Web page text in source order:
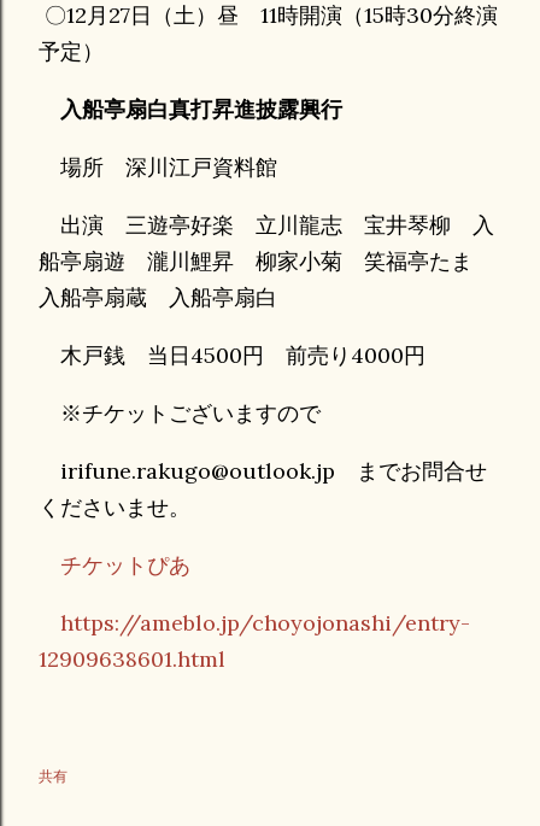
〇12月27日（土）昼 11時開演（15時30分終演
予定）
入船亭扇白真打昇進披露興行
場所 深川江戸資料館
出演 三遊亭好楽 立川龍志 宝井琴柳 入
船亭扇遊 瀧川鯉昇 柳家小菊 笑福亭たま
入船亭扇蔵 入船亭扇白
木戸銭 当日4500円 前売り4000円
※チケットございますので
irifune.rakugo@outlook.jp までお問合せ
くださいませ。
チケットぴあ
https://ameblo.jp/choyojonashi/entry-
12909638601.html
共有